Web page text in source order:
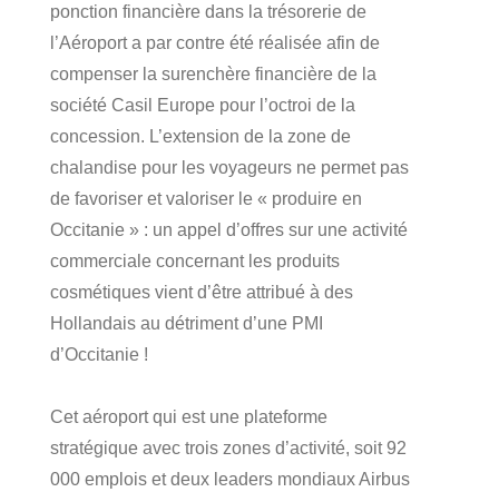
ponction financière dans la trésorerie de
l’Aéroport a par contre été réalisée afin de
compenser la surenchère financière de la
société Casil Europe pour l’octroi de la
concession. L’extension de la zone de
chalandise pour les voyageurs ne permet pas
de favoriser et valoriser le « produire en
Occitanie » : un appel d’offres sur une activité
commerciale concernant les produits
cosmétiques vient d’être attribué à des
Hollandais au détriment d’une PMI
d’Occitanie !
Cet aéroport qui est une plateforme
stratégique avec trois zones d’activité, soit 92
000 emplois et deux leaders mondiaux Airbus